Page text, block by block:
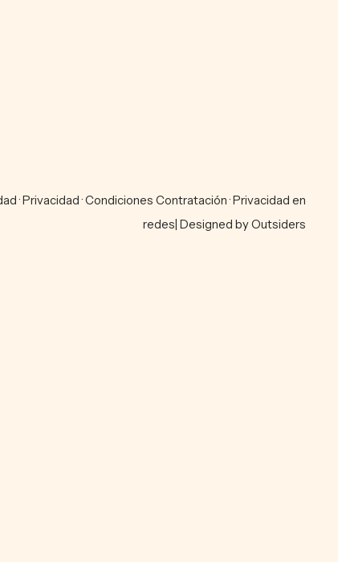
· Privacidad·Condiciones Contratación· Privacidad en
redes | Designed by Outsiders